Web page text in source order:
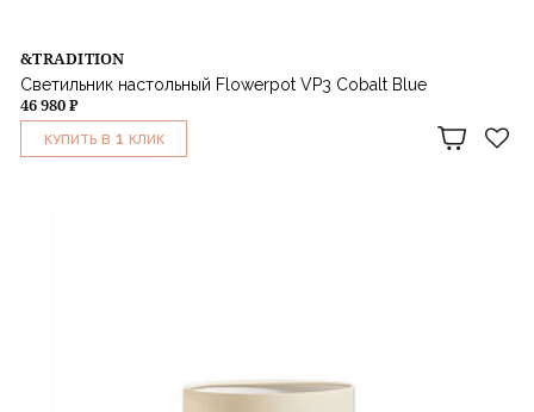
&TRADITION
Светильник настольный Flowerpot VP3 Cobalt Blue
46 980 ₽
КУПИТЬ В 1 КЛИК